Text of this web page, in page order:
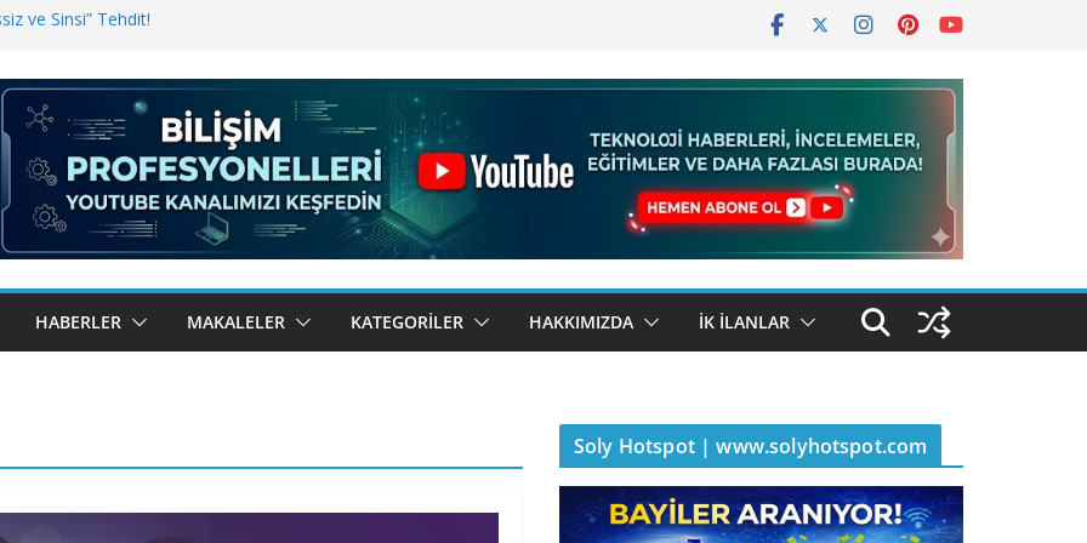
ve Sinsi” Tehdit!
Bugün BulutTahsilat’ta
Kemal Oral Tüm Sorularımızı
HABERLER MAKALELER KATEGORILER HAKKIMIZDA İK İLANLAR
Soly Hotspot | www.solyhotspot.com